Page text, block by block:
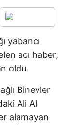
yabancı
acı haber,
oldu.
Binevler
Ali Al
alamayan